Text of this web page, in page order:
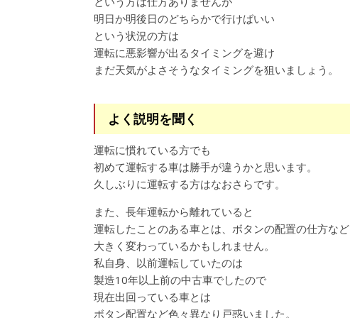
明日か明後日のどちらかで行けばいい
という状況の方は
運転に悪影響が出るタイミングを避け
まだ天気がよさそうなタイミングを狙いましょう。
よく説明を聞く
運転に慣れている方でも
初めて運転する車は勝手が違うかと思います。
久しぶりに運転する方はなおさらです。
また、長年運転から離れていると
運転したことのある車とは、ボタンの配置の仕方など
大きく変わっているかもしれません。
私自身、以前運転していたのは
製造10年以上前の中古車でしたので
現在出回っている車とは
ボタン配置など色々異なり戸惑いました。